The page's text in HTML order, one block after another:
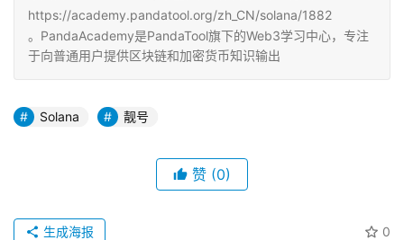
https://academy.pandatool.org/zh_CN/solana/1882
。PandaAcademy是PandaTool旗下的Web3学习中心，专注
于向普通用户提供区块链和加密货币知识输出
Solana 靓号
赞 (0)
0
生成海报